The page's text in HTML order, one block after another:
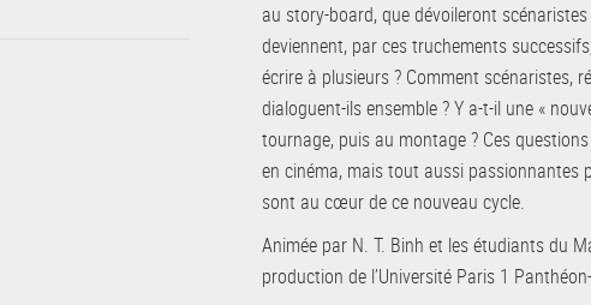
au story-board, que dévoileront
deviennent, par ces truchements
écrire à plusieurs ? Comment scénaristes,
dialoguent-ils ensemble ? Y a-t-il une «
tournage, puis au montage ? Ces
en cinéma, mais tout aussi passionnantes
sont au cœur de ce nouveau cycle.
Animée par N. T. Binh et les étudiants du
production de l’Université Paris 1